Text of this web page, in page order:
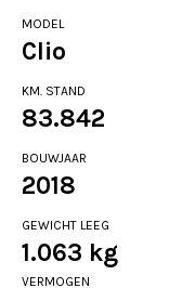
MODEL
Clio
KM. STAND
83.842
BOUWJAAR
2018
GEWICHT LEEG
1.063 kg
VERMOGEN